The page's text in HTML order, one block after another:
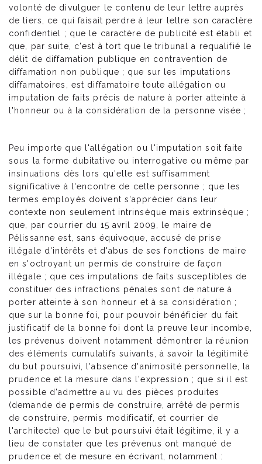
volonté de divulguer le contenu de leur lettre auprès
de tiers, ce qui faisait perdre à leur lettre son caractère
confidentiel ; que le caractère de publicité est établi et
que, par suite, c'est à tort que le tribunal a requalifié le
délit de diffamation publique en contravention de
diffamation non publique ; que sur les imputations
diffamatoires, est diffamatoire toute allégation ou
imputation de faits précis de nature à porter atteinte à
l'honneur ou à la considération de la personne visée ;
Peu importe que l'allégation ou l'imputation soit faite
sous la forme dubitative ou interrogative ou même par
insinuations dès lors qu'elle est suffisamment
significative à l'encontre de cette personne ; que les
termes employés doivent s'apprécier dans leur
contexte non seulement intrinsèque mais extrinsèque ;
que, par courrier du 15 avril 2009, le maire de
Pélissanne est, sans équivoque, accusé de prise
illégale d'intérêts et d'abus de ses fonctions de maire
en s'octroyant un permis de construire de façon
illégale ; que ces imputations de faits susceptibles de
constituer des infractions pénales sont de nature à
porter atteinte à son honneur et à sa considération ;
que sur la bonne foi, pour pouvoir bénéficier du fait
justificatif de la bonne foi dont la preuve leur incombe,
les prévenus doivent notamment démontrer la réunion
des éléments cumulatifs suivants, à savoir la légitimité
du but poursuivi, l'absence d'animosité personnelle, la
prudence et la mesure dans l'expression ; que si il est
possible d'admettre au vu des pièces produites
(demande de permis de construire, arrêté de permis
de construire, permis modificatif, et courrier de
l'architecte) que le but poursuivi était légitime, il y a
lieu de constater que les prévenus ont manqué de
prudence et de mesure en écrivant, notamment :